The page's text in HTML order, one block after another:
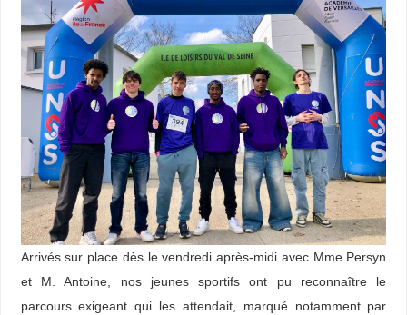
Arrivés sur place dès le vendredi après-midi avec Mme Persyn
et M. Antoine, nos jeunes sportifs ont pu reconnaître le
parcours exigeant qui les attendait, marqué notamment par